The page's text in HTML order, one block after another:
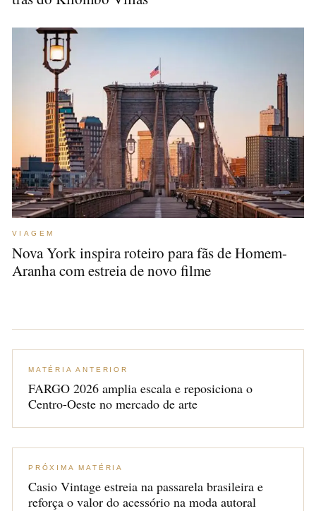
VIAGEM
Nova York inspira roteiro para fãs de Homem-
Aranha com estreia de novo filme
MATÉRIA ANTERIOR
FARGO 2026 amplia escala e reposiciona o
Centro-Oeste no mercado de arte
PRÓXIMA MATÉRIA
Casio Vintage estreia na passarela brasileira e
reforça o valor do acessório na moda autoral